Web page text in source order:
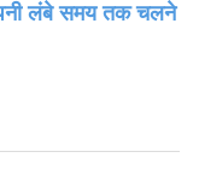
लंबे समय तक चलने